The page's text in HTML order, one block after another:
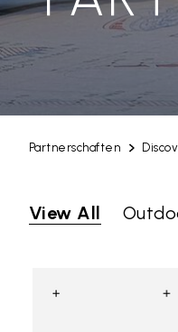
Partnerschaften
View All